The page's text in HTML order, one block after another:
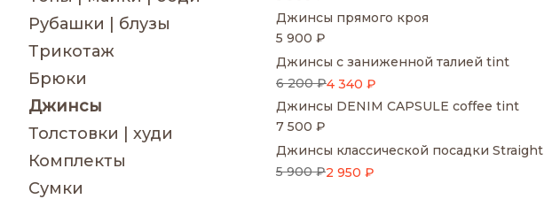
Рубашки | блузы
Трикотаж
Брюки
Джинсы
Толстовки | худи
Комплекты
Сумки
Джинсы прямого кроя
5 900 ₽
Джинсы с заниженной талией tint
4 340 ₽
6 200 ₽
Джинсы DENIM CAPSULE coffee tint
7 500 ₽
Джинсы классической посадки Straight
2 950 ₽
5 900 ₽